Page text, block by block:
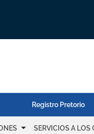
Registro Pretorio
arrow_drop_down SERVICIOS A LOS